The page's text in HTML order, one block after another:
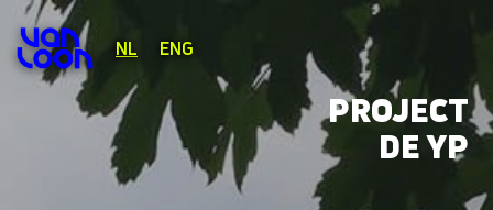
NL ENG
PROJECT
DE YP